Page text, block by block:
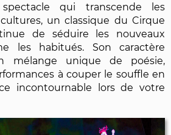
qui transcende les
un classique du Cirque
de séduire les nouveaux
les habitués. Son caractère
mélange unique de poésie,
à couper le souffle en
incontournable lors de votre